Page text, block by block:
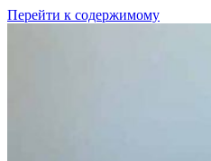
Перейти к содержимому